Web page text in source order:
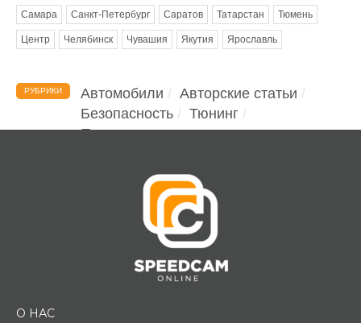
Самара Санкт-Петербург Саратов Татарстан Тюмень
Центр Челябинск Чувашия Якутия Ярославль
РУБРИКИ Автомобили
Авторские статьи
Безопасность
Тюнинг
Помощь водителю
О НАС